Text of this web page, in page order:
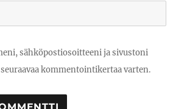
sähköpostiosoitteeni ja sivustoni
kommentointikertaa varten.